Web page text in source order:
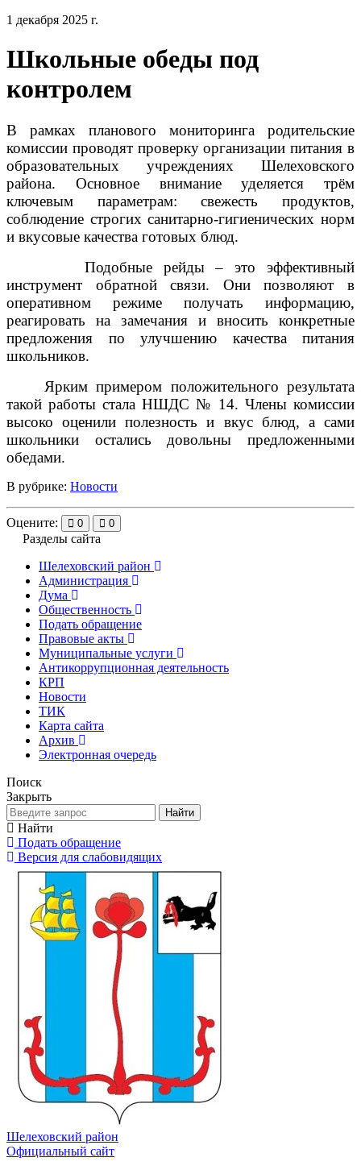
1 декабря 2025 г.
Школьные обеды под
контролем
В рамках планового мониторинга родительские
комиссии проводят проверку организации питания в
образовательных учреждениях Шелеховского
района. Основное внимание уделяется трём
ключевым параметрам: свежесть продуктов,
соблюдение строгих санитарно-гигиенических норм
и вкусовые качества готовых блюд.
Подобные рейды – это эффективный
инструмент обратной связи. Они позволяют в
оперативном режиме получать информацию,
реагировать на замечания и вносить конкретные
предложения по улучшению качества питания
школьников.
Ярким примером положительного результата
такой работы стала НШДС № 14. Члены комиссии
высоко оценили полезность и вкус блюд, а сами
школьники остались довольны предложенными
обедами.
В рубрике: Новости
Оцените: 0 0
Разделы сайта
Шелеховский район
Администрация
Дума
Общественность
Подать обращение
Правовые акты
Муниципальные услуги
Антикоррупционная деятельность
КРП
Новости
ТИК
Карта сайта
Архив
Электронная очередь
Поиск
Закрыть
Найти
Найти
Подать обращение
Версия для слабовидящих
Шелеховский район
Официальный сайт